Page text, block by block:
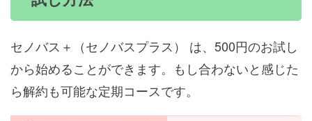
セノバス＋（セノバスプラス） は、500円のお試し
から始めることができます。もし合わないと感じた
ら解約も可能な定期コースです。